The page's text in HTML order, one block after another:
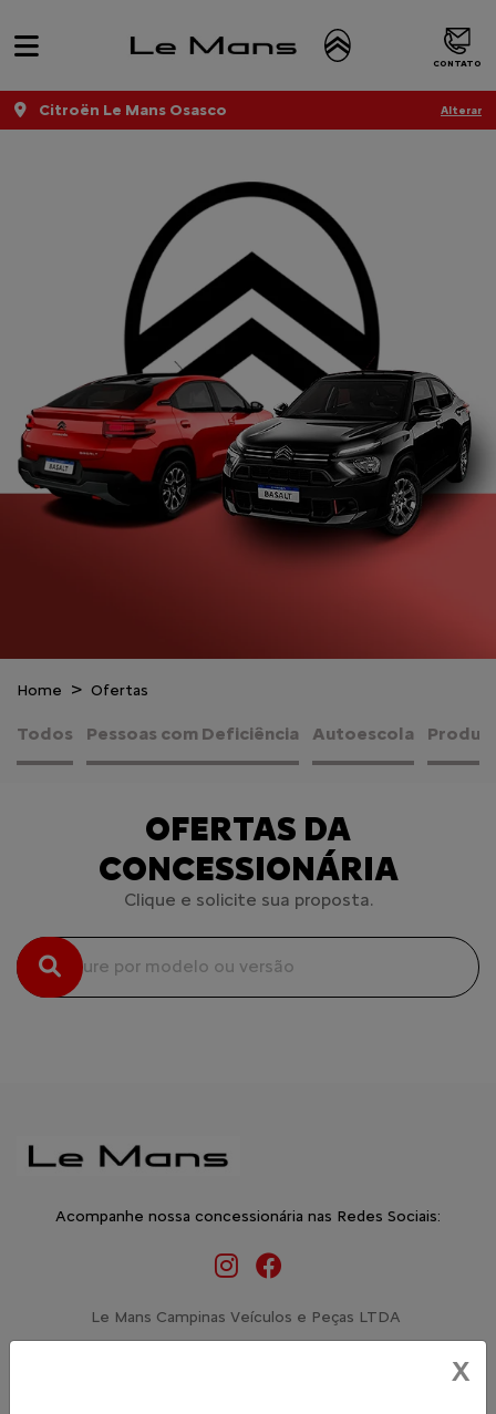
CONTATO
Citroën Le Mans Osasco Alterar
Home Ofertas
Todos Pessoas com Deficiência Autoescola
OFERTAS DA
CONCESSIONÁRIA
Clique e solicite sua proposta.
Acompanhe nossa concessionária nas Redes Sociais:
Le Mans Campinas Veículos e Peças LTDA
X